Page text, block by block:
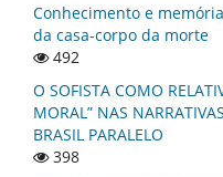
Conhecimento e
da casa-corpo da morte
492
O SOFISTA COMO
MORAL” NAS
BRASIL PARALELO
398